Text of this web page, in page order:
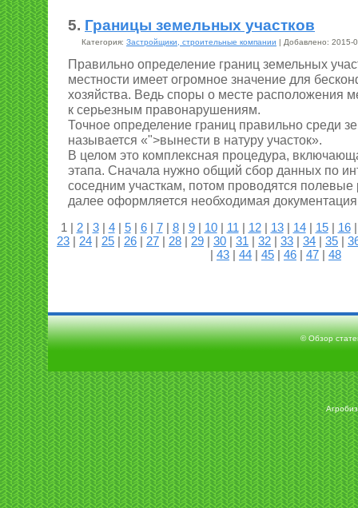
5. Границы земельных участков
Категория: Застройщики, строительные компании | Добавлено: 2015-
Правильно определение границ земельных
местности имеет огромное значение для
хозяйства. Ведь споры о месте расположения
к серьезным правонарушениям.
Точное определение границ правильно среди
называется «">вынести в натуру участок».
В целом это комплексная процедура,
этапа. Сначала нужно общий сбор данных по
соседним участкам, потом проводятся полевые
далее оформляется необходимая
1 | 2| 3| 4| 5| 6| 7| 8| 9| 10| 11 | 12| 13| 14| 15| 16
23 | 24 | 25 | 26 | 27 | 28 | 29 | 30 | 31 | 32 | 33 | 34 | 35 |
| 43 | 44 | 45 | 46 | 47 | 48
© Обзор